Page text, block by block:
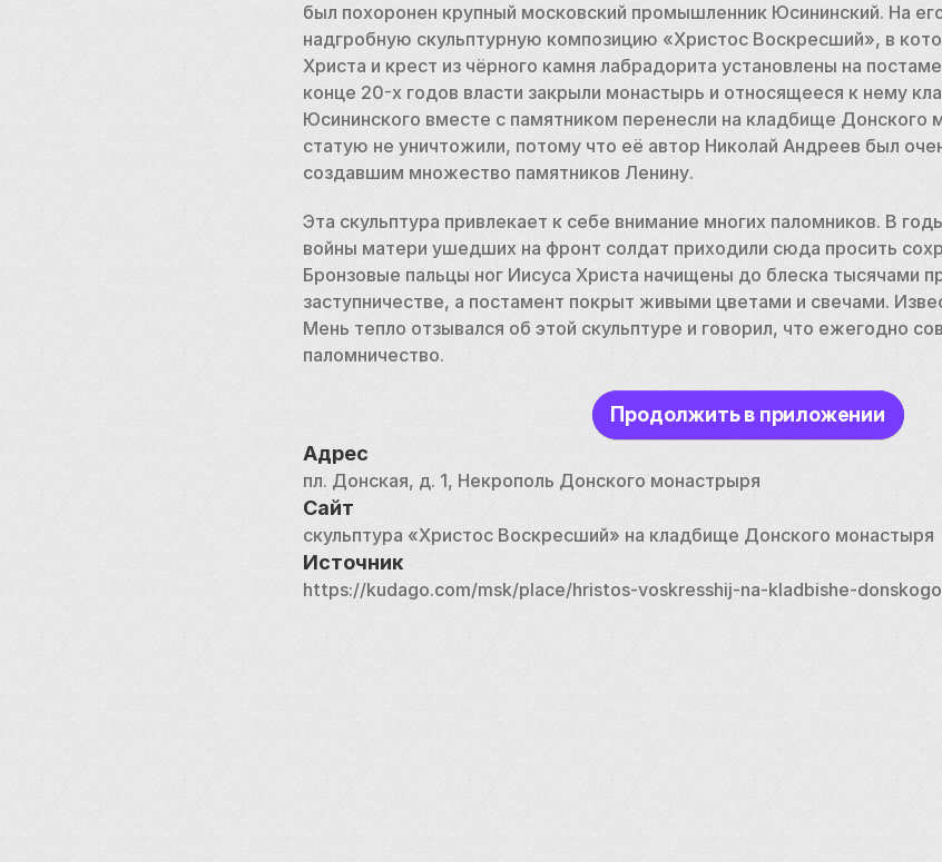
был похоронен крупный московский промышленник Юсининский. На
надгробную скульптурную композицию «Христос Воскресший», в
Христа и крест из чёрного камня лабрадорита установлены на
конце 20-х годов власти закрыли монастырь и относящееся к нему
Юсининского вместе с памятником перенесли на кладбище Донского
статую не уничтожили, потому что её автор Николай Андреев был
создавшим множество памятников Ленину.
Эта скульптура привлекает к себе внимание многих паломников. В
войны матери ушедших на фронт солдат приходили сюда просить
Бронзовые пальцы ног Иисуса Христа начищены до блеска тысячами
заступничестве, а постамент покрыт живыми цветами и свечами.
Мень тепло отзывался об этой скульптуре и говорил, что ежегодно
паломничество.
Продолжить в приложении
Адрес
пл. Донская, д. 1, Некрополь Донского монастрыря
Сайт
скульптура «Христос Воскресший» на кладбище Донского монастыря
Источник
https://kudago.com/msk/place/hristos-voskresshij-na-kladbishe-